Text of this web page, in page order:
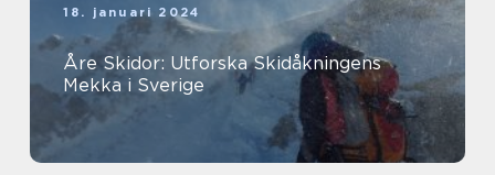
18. januari 2024
Åre Skidor: Utforska Skidåkningens
Mekka i Sverige